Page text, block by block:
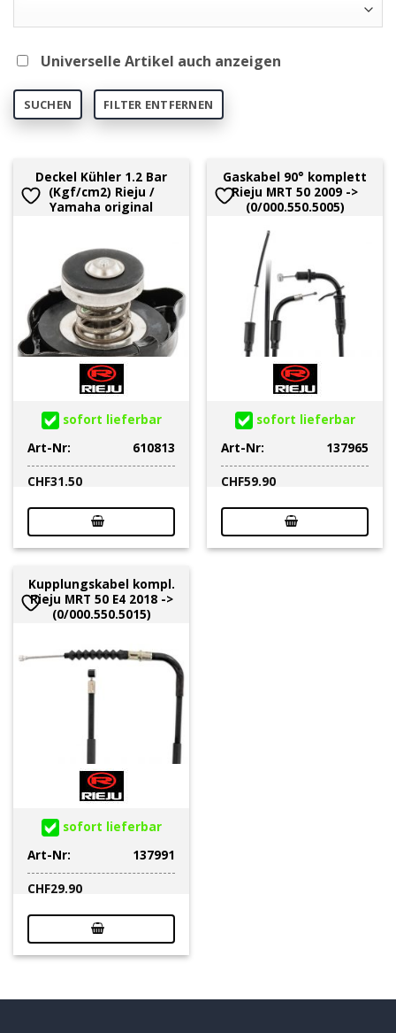
Universelle Artikel auch anzeigen
SUCHEN FILTER ENTFERNEN
Deckel Kühler 1.2 Bar
(Kgf/cm2) Rieju /
Yamaha original
sofort lieferbar
Art-Nr:
610813
CHF31.50
Gaskabel 90° komplett
Rieju MRT 50 2009 ->
(0/000.550.5005)
sofort lieferbar
Art-Nr:
137965
CHF59.90
Kupplungskabel kompl.
Rieju MRT 50 E4 2018 ->
(0/000.550.5015)
sofort lieferbar
Art-Nr:
137991
CHF29.90